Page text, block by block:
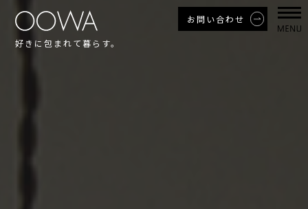
お問い合わせ
好きに包まれて暮らす。